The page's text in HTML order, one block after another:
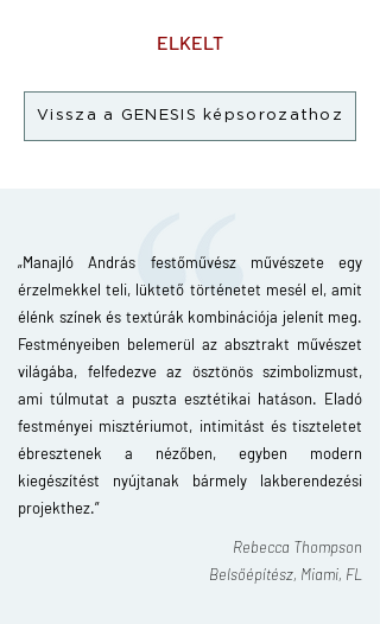
ELKELT
Vissza a GENESIS képsorozathoz
„Manajló András festőművész művészete egy
érzelmekkel teli, lüktető történetet mesél el, amit
élénk színek és textúrák kombinációja jelenít meg.
Festményeiben belemerül az absztrakt művészet
világába, felfedezve az ösztönös szimbolizmust,
ami túlmutat a puszta esztétikai hatáson. Eladó
festményei misztériumot, intimitást és tiszteletet
ébresztenek a nézőben, egyben modern
kiegészítést nyújtanak bármely lakberendezési
projekthez.”
Rebecca Thompson
Belsőépítész, Miami, FL